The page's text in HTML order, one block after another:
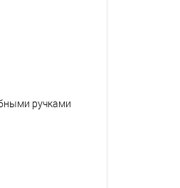
ручками